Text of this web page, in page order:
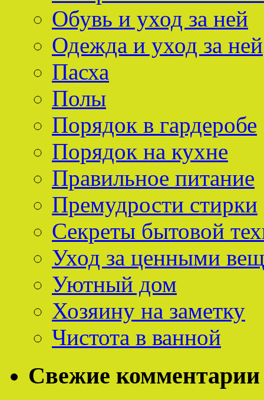
Обувь и уход за ней
Одежда и уход за ней
Пасха
Полы
Порядок в гардеробе
Порядок на кухне
Правильное питание
Премудрости стирки
Секреты бытовой
Уход за ценными
Уютный дом
Хозяину на заметку
Чистота в ванной
Свежие комментарии